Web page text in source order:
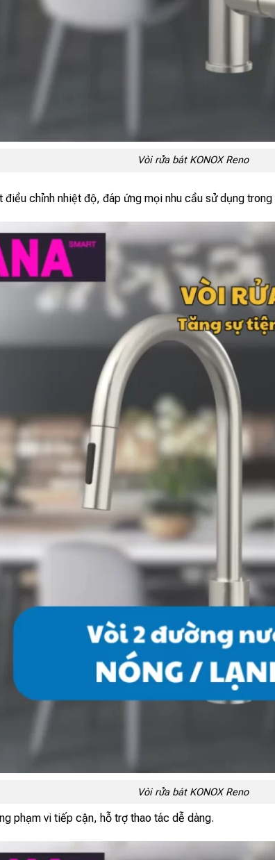
Vòi rửa bát KONOX Reno
điều chỉnh nhiệt độ, đáp ứng mọi nhu cầu sử dụng
Vòi rửa bát KONOX Reno
phạm vi tiếp cận, hỗ trợ thao tác dễ dàng.